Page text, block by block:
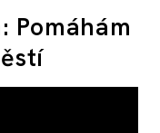
Pomáhám